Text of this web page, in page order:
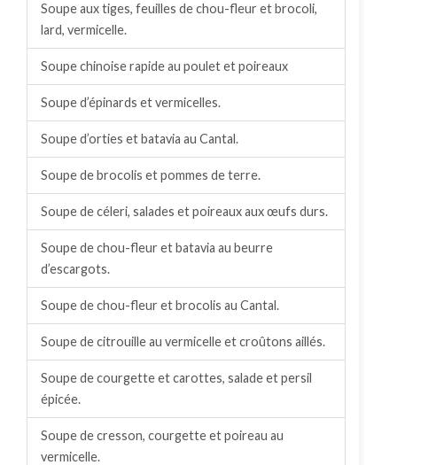
Soupe aux tiges, feuilles de chou-fleur et brocoli,
lard, vermicelle.
Soupe chinoise rapide au poulet et poireaux
Soupe d’épinards et vermicelles.
Soupe d’orties et batavia au Cantal.
Soupe de brocolis et pommes de terre.
Soupe de céleri, salades et poireaux aux œufs durs.
Soupe de chou-fleur et batavia au beurre
d’escargots.
Soupe de chou-fleur et brocolis au Cantal.
Soupe de citrouille au vermicelle et croûtons aillés.
Soupe de courgette et carottes, salade et persil
épicée.
Soupe de cresson, courgette et poireau au
vermicelle.